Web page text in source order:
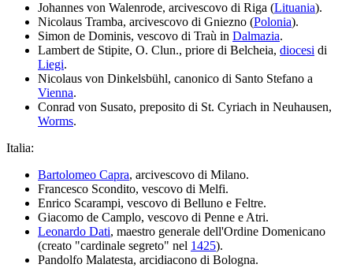
Johannes von Walenrode, arcivescovo di Riga (Lituania).
Nicolaus Tramba, arcivescovo di Gniezno (Polonia).
Simon de Dominis, vescovo di Traù in Dalmazia.
Lambert de Stipite, O. Clun., priore di Belcheia, diocesi di
Liegi.
Nicolaus von Dinkelsbühl, canonico di Santo Stefano a
Vienna.
Conrad von Susato, preposito di St. Cyriach in Neuhausen,
Worms.
Italia:
Bartolomeo Capra, arcivescovo di Milano.
Francesco Scondito, vescovo di Melfi.
Enrico Scarampi, vescovo di Belluno e Feltre.
Giacomo de Camplo, vescovo di Penne e Atri.
Leonardo Dati, maestro generale dell'Ordine Domenicano
(creato "cardinale segreto" nel 1425).
Pandolfo Malatesta, arcidiacono di Bologna.